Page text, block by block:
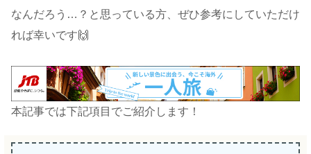
なんだろう…？と思っている方、ぜひ参考にしていただけ
れば幸いです🙌
本記事では下記項目でご紹介します！